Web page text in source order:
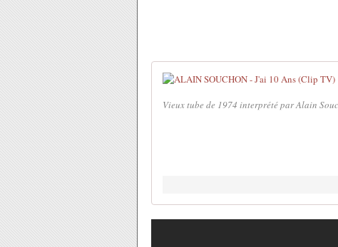
Vieux tube de 1974 interprété par Alain